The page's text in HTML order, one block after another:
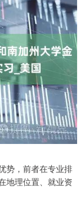
势，前者在专业排
地理位置、就业资